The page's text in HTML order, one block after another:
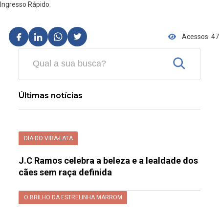
Ingresso Rápido.
Acessos: 47
Últimas notícias
DIA DO VIRA-LATA
J.C Ramos celebra a beleza e a lealdade dos
cães sem raça definida
O BRILHO DA ESTRELINHA MARROM